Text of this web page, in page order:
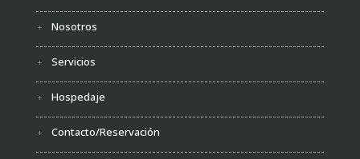
Nosotros
Servicios
Hospedaje
Contacto/Reservación